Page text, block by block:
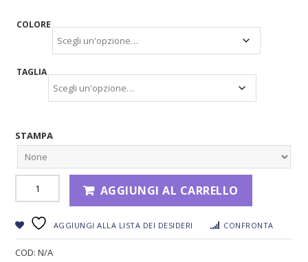
COLORE
TAGLIA
STAMPA
AGGIUNGI AL CARRELLO
AGGIUNGI ALLA LISTA DEI DESIDERI CONFRONTA
COD: N/A